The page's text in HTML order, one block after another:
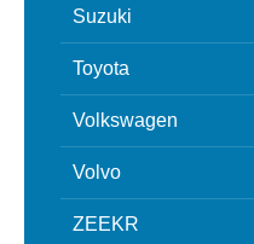
Suzuki
Toyota
Volkswagen
Volvo
ZEEKR